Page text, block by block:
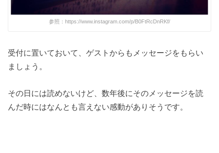
参照：https://www.instagram.com/p/B0FtRcDnRKf/
受付に置いておいて、ゲストからもメッセージをもらい
ましょう。
その日には読めないけど、数年後にそのメッセージを読
んだ時にはなんとも言えない感動がありそうです。